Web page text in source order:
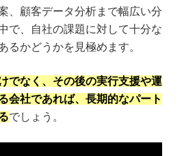
、顧客データ分析まで幅広い分
で、自社の課題に対して十分な
るかどうかを見極めます。
でなく、その後の実行支援や運
会社であれば、長期的なパート
でしょう。